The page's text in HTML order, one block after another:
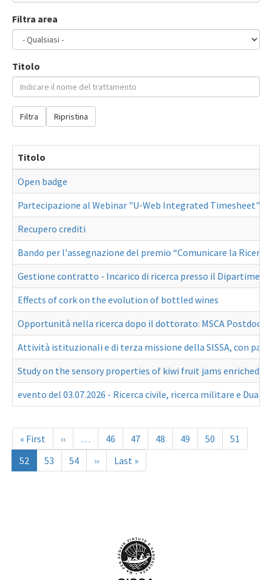
Filtra area
Titolo
Filtra Ripristina
Titolo
Open badge
Partecipazione al Webinar "U-Web Integrated Timesheet"
Recupero crediti
Bando per l'assegnazione del premio “Comunicare la
Gestione contratto - Incarico di ricerca presso il
Effects of cork on the evolution of bottled wines
Opportunità nella ricerca dopo il dottorato: MSCA
Attività istituzionali e di terza missione della SISSA, con
Study on the sensory properties of kiwi fruit jams enriched
evento del 03.07.2026 - Ricerca civile, ricerca militare e
Paginazione
Prima
pagina
« First
Pagina
precedente
‹‹ … Page
46 Page
47 Page
48 Page
49 Page
50 Page
51
Pagina
attuale
52 Page
53 Page
54
Pagina
successiva
››
Ultima
pagina
Last »